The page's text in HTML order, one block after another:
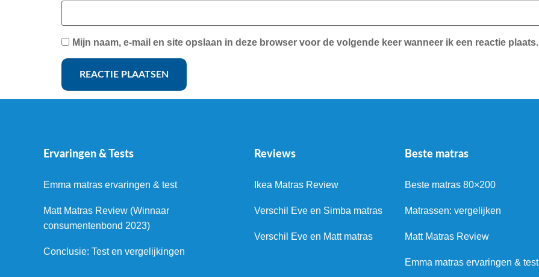
Mijn naam, e-mail en site opslaan in deze browser voor de volgende keer wanneer ik een reactie plaats.
Ervaringen & Tests
Emma matras ervaringen & test
Matt Matras Review (Winnaar
consumentenbond 2023)
Conclusie: Test en vergelijkingen
Reviews
Ikea Matras Review
Verschil Eve en Simba matras
Verschil Eve en Matt matras
Beste matras
Beste matras 80×200
Matrassen: vergelijken
Matt Matras Review
Emma matras ervaringen & test